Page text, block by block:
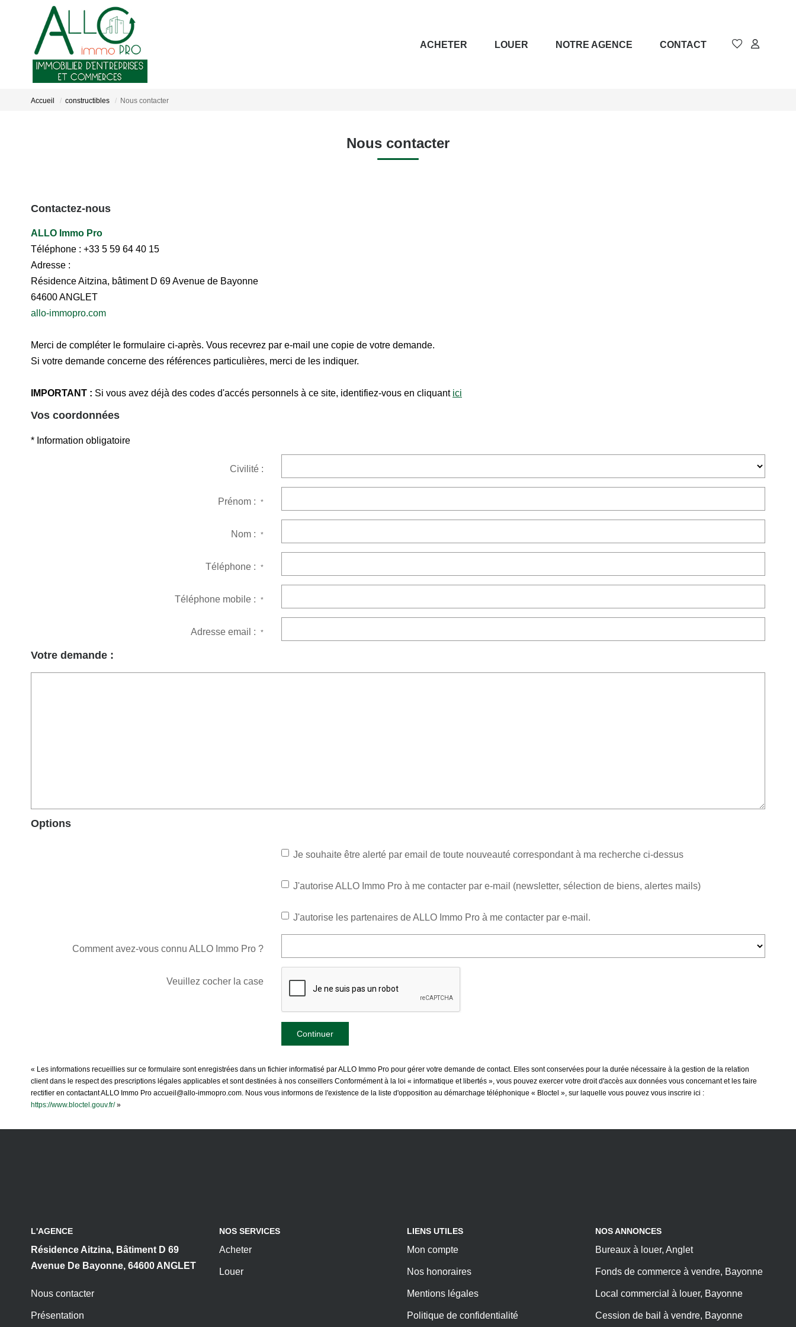
ACHETER LOUER NOTRE AGENCE CONTACT
Accueil constructibles Nous contacter
Nous contacter
Contactez-nous
ALLO Immo Pro
Téléphone : +33 5 59 64 40 15
Adresse :
Résidence Aitzina, bâtiment D 69 Avenue de Bayonne
64600ANGLET
allo-immopro.com
Merci de compléter le formulaire ci-après. Vous recevrez par e-mail une copie de votre demande.
Si votre demande concerne des références particulières, merci de les indiquer.
IMPORTANT : Si vous avez déjà des codes d'accés personnels à ce site, identifiez-vous en cliquant ici
Vos coordonnées
* Information obligatoire
Civilité :
Prénom :*
Nom :*
Téléphone :*
Téléphone mobile :*
Adresse email :*
Votre demande :
Options
Je souhaite être alerté par email de toute nouveauté correspondant à ma recherche ci-dessus
J'autorise ALLO Immo Pro à me contacter par e-mail (newsletter, sélection de biens, alertes mails)
J'autorise les partenaires de ALLO Immo Pro à me contacter par e-mail.
Comment avez-vous connu ALLO Immo Pro ?
Veuillez cocher la case
Continuer
« Les informations recueillies sur ce formulaire sont enregistrées dans un fichier informatisé par ALLO Immo Pro pour gérer votre demande de contact. Elles sont conservées pour la durée nécessaire à la gestion de la relation
client dans le respect des prescriptions légales applicables et sont destinées à nos conseillers Conformément à la loi « informatique et libertés », vous pouvez exercer votre droit d'accès aux données vous concernant et les faire
rectifier en contactant ALLO Immo Pro accueil@allo-immopro.com. Nous vous informons de l'existence de la liste d'opposition au démarchage téléphonique « Bloctel », sur laquelle vous pouvez vous inscrire ici :
https://www.bloctel.gouv.fr/»
L'AGENCE
Résidence Aitzina, Bâtiment D 69
Avenue De Bayonne, 64600 ANGLET
Nous contacter
Présentation
NOS SERVICES
Acheter
Louer
LIENS UTILES
Mon compte
Nos honoraires
Mentions légales
Politique de confidentialité
NOS ANNONCES
Bureaux à louer, Anglet
Fonds de commerce à vendre, Bayonne
Local commercial à louer, Bayonne
Cession de bail à vendre, Bayonne